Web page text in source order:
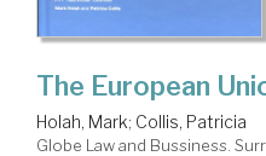
The European
Holah, Mark; Collis, Patricia
Globe Law and Bussiness.